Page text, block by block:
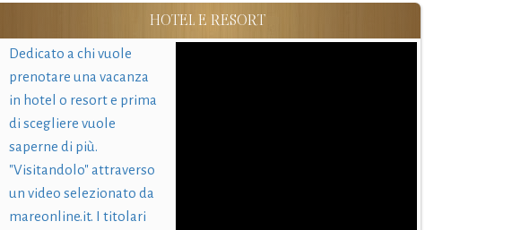
HOTEL E RESORT
Dedicato a chi vuole
prenotare una vacanza
in hotel o resort e prima
di scegliere vuole
saperne di più.
"Visitandolo" attraverso
un video selezionato da
mareonline.it. I titolari